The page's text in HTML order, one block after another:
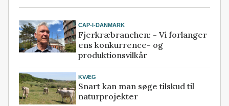
CAP-I-DANMARK
Fjerkræbranchen: - Vi forlanger
ens konkurrence- og
produktionsvilkår
KVÆG
Snart kan man søge tilskud til
naturprojekter